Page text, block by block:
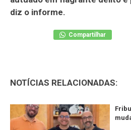
diz o informe.
Compartilhar
NOTÍCIAS RELACIONADAS: